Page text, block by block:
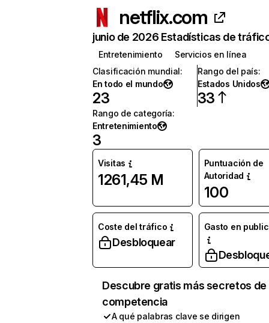
netflix.com
junio de 2026 Estadísticas de
Entretenimiento
Servicios en línea
Clasificación mundial:
En todo el mundo
23
Rango del país:
Estados Unidos
33
Rango de categoría:
Entretenimiento
3
Visitas
1261,45 M
Puntuación de
Autoridad
100
Coste del tráfico
Desbloquear
Gasto en
Descubre gratis más secretos de
competencia
A qué palabras clave se dirigen